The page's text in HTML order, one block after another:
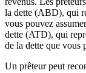
la dette (ABD), qui
vous pouvez
dette (ATD), qui
de la dette que vous
Un prêteur peut